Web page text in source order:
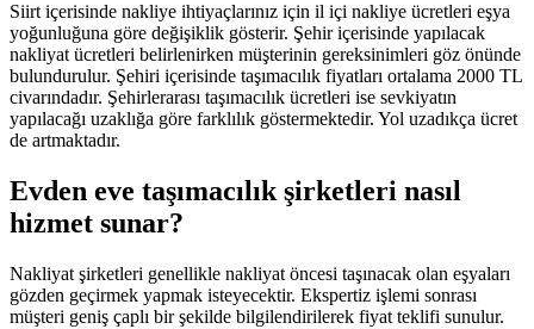
Siirt içerisinde nakliye ihtiyaçlarınız için il içi nakliye ücretleri eşya
yoğunluğuna göre değişiklik gösterir. Şehir içerisinde yapılacak
nakliyat ücretleri belirlenirken müşterinin gereksinimleri göz önünde
bulundurulur. Şehiri içerisinde taşımacılık fiyatları ortalama 2000 TL
civarındadır. Şehirlerarası taşımacılık ücretleri ise sevkiyatın
yapılacağı uzaklığa göre farklılık göstermektedir. Yol uzadıkça ücret
de artmaktadır.
Evden eve taşımacılık şirketleri nasıl
hizmet sunar?
Nakliyat şirketleri genellikle nakliyat öncesi taşınacak olan eşyaları
gözden geçirmek yapmak isteyecektir. Ekspertiz işlemi sonrası
müşteri geniş çaplı bir şekilde bilgilendirilerek fiyat teklifi sunulur.